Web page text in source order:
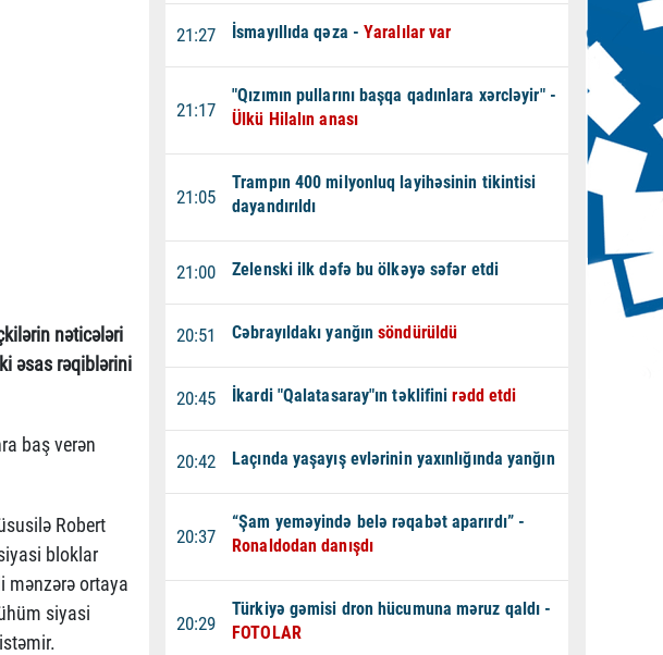
nəticələri
əsas rəqiblərini
baş verən
Robert
bloklar
mənzərə ortaya
siyasi
21:27 İsmayıllıda qəza -Yaralılar var
21:17
"Qızımın pullarını başqa qadınlara xərcləyir" -
Ülkü Hilalın anası
21:05
Trampın 400 milyonluq layihəsinin tikintisi
dayandırıldı
21:00 Zelenski ilk dəfə bu ölkəyə səfər etdi
20:51 Cəbrayıldakı yanğınsöndürüldü
20:45 İkardi "Qalatasaray"ın təklifinirədd etdi
20:42 Laçında yaşayış evlərinin yaxınlığında yanğın
20:37
“Şam yeməyində belə rəqabət aparırdı” -
Ronaldodan danışdı
20:29
Türkiyə gəmisi dron hücumuna məruz qaldı -
FOTOLAR